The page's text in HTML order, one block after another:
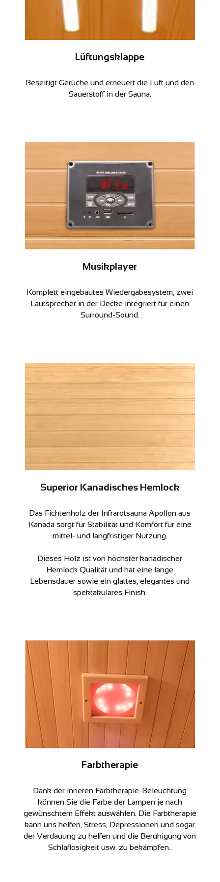
Lüftungsklappe
Beseitigt Gerüche und erneuert die Luft und den
Sauerstoff in der Sauna.
Musikplayer
Komplett eingebautes Wiedergabesystem, zwei
Lautsprecher in der Decke integriert für einen
Surround-Sound.
Superior Kanadisches Hemlock
Das Fichtenholz der Infrarotsauna Apollon aus
Kanada sorgt für Stabilität und Komfort für eine
mittel- und langfristiger Nutzung.
Dieses Holz ist von höchster kanadischer
Hemlock Qualität und hat eine lange
Lebensdauer sowie ein glattes, elegantes und
spektakuläres Finish.
Farbtherapie
Dank der inneren Farbtherapie-Beleuchtung
können Sie die Farbe der Lampen je nach
gewünschtem Effekt auswählen. Die Farbtherapie
kann uns helfen, Stress, Depressionen und sogar
der Verdauung zu helfen und die Beruhigung von
Schlaflosigkeit usw. zu bekämpfen..